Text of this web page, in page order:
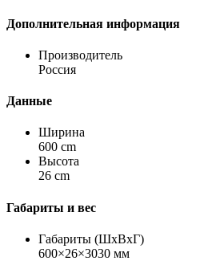
Дополнительная информация
Производитель
Россия
Данные
Ширина
600 cm
Высота
26 cm
Габариты и вес
Габариты (ШхВхГ)
600×26×3030 мм